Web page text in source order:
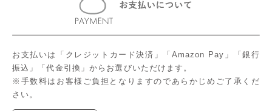
お支払いは「クレジットカード決済」「Amazon Pay」「銀行
振込」「代金引換」からお選びいただけます。
※手数料はお客様ご負担となりますのであらかじめご了承くだ
さい。